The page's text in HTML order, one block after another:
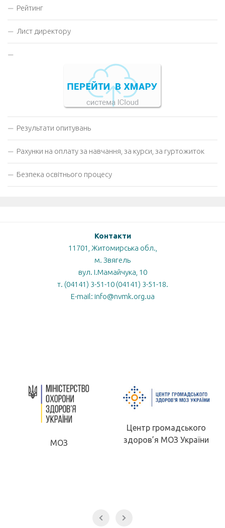
Рейтинг
Лист директору
Результати опитувань
Рахунки на оплату за навчання, за курси, за гуртожиток
Безпека освітнього процесу
Контакти
11701, Житомирська обл.,
м. Звягель
вул. І.Мамайчука, 10
т. (04141) 3-51-10 (04141) 3-51-18.
E-mail: info@nvmk.org.ua
здоров’я МОЗ України
МОН